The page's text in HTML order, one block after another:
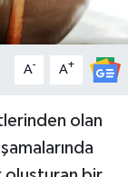
A- A+
olan